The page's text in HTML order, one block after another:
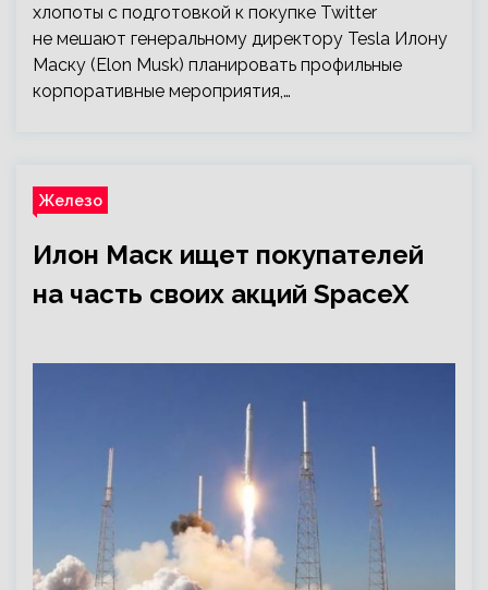
хлопоты с подготовкой к покупке Twitter
не мешают генеральному директору Tesla Илону
Маску (Elon Musk) планировать профильные
корпоративные мероприятия,…
Железо
Илон Маск ищет покупателей
на часть своих акций SpaceX